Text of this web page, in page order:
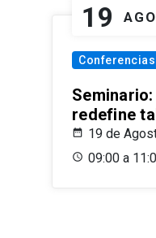
19 AGO
Conferencias
redefine
19 de
09:00 a